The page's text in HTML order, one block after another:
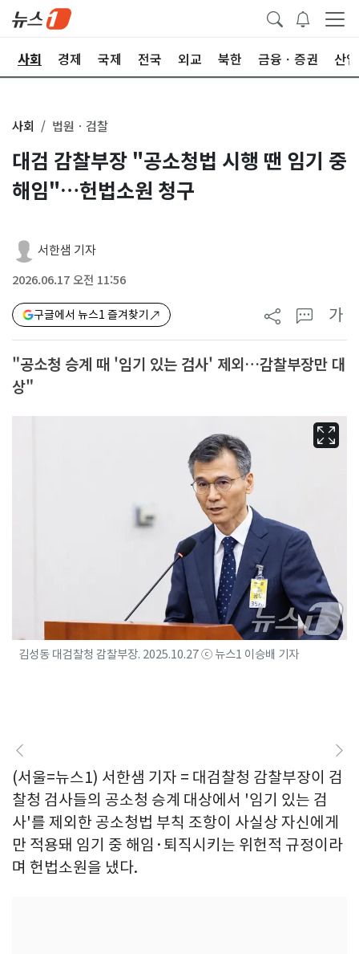
사회 경제 국제 전국 외교 북한 금융ㆍ증권 산업
사회 법원ㆍ검찰
대검 감찰부장 "공소청법 시행 땐 임기 중
해임"…헌법소원 청구
서한샘 기자
2026.06.17 오전 11:56
구글에서 뉴스1 즐겨찾기 가
"공소청 승계 때 '임기 있는 검사' 제외…감찰부장만 대
상"
김성동 대검찰청 감찰부장. 2025.10.27 ⓒ 뉴스1 이승배 기자
(서울=뉴스1) 서한샘 기자 = 대검찰청 감찰부장이 검
찰청 검사들의 공소청 승계 대상에서 '임기 있는 검
사'를 제외한 공소청법 부칙 조항이 사실상 자신에게
만 적용돼 임기 중 해임·퇴직시키는 위헌적 규정이라
며 헌법소원을 냈다.